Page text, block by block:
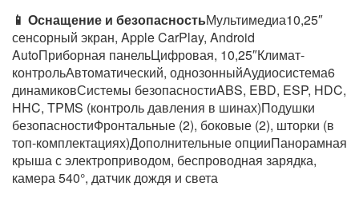
📱 Оснащение и безопасностьМультимедиа10,25″
сенсорный экран, Apple CarPlay, Android
AutoПриборная панельЦифровая, 10,25″Климат-
контрольАвтоматический, однозонныйАудиосистема6
динамиковСистемы безопасностиABS, EBD, ESP, HDC,
HHC, TPMS (контроль давления в шинах)Подушки
безопасностиФронтальные (2), боковые (2), шторки (в
топ-комплектациях)Дополнительные опцииПанорамная
крыша с электроприводом, беспроводная зарядка,
камера 540°, датчик дождя и света